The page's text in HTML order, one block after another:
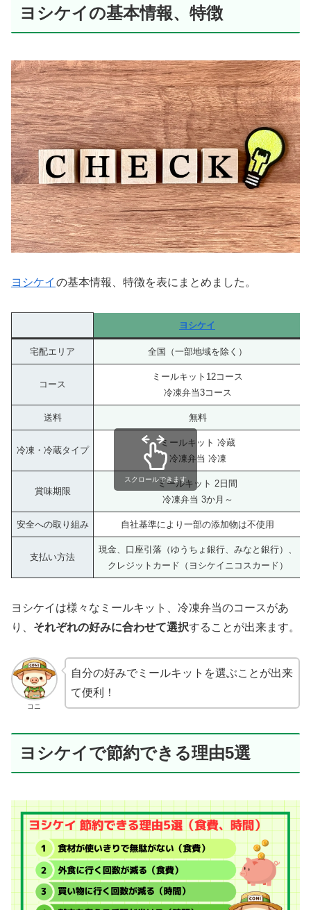
ヨシケイの基本情報、特徴
ヨシケイ の基本情報、特徴を表にまとめました。
ヨシケイ
宅配エリア 全国（一部地域を除く）
コース
ミールキット12コース
冷凍弁当3コース
送料 無料
冷凍・冷蔵タイプ
ミールキット 冷蔵
冷凍弁当 冷凍
賞味期限
ミールキット 2日間
冷凍弁当 3か月～
安全への取り組み 自社基準により一部の添加物は不使用
支払い方法
現金、口座引落（ゆうちょ銀行、みなと銀行）、
クレジットカード（ヨシケイニコスカード）
スクロールできます
ヨシケイは様々なミールキット、冷凍弁当のコースがあ
り、 それぞれの好みに合わせて選択することが出来ます。
コニ
自分の好みでミールキットを選ぶことが出来
て便利！
ヨシケイで節約できる理由5選